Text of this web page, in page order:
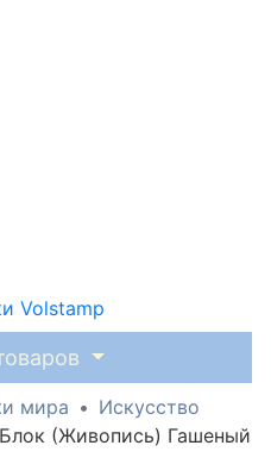
мира
Искусство
(Живопись) Гашеный